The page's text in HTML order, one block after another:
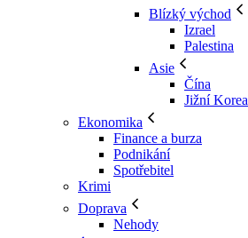
Blízký východ
Izrael
Palestina
Asie
Čína
Jižní Korea
Ekonomika
Finance a burza
Podnikání
Spotřebitel
Krimi
Doprava
Nehody